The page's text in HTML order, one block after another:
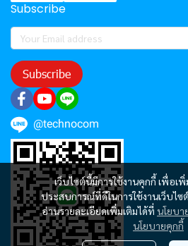
เว็บไซต์นี้มีการใช้งานคุกกี้ เพื่อเ
ประสบการณ์ที่ดีในการใช้งานเว็บไ
อ่านรายละเอียดเพิ่มเติมได้ที่ นโยบา
นโยบายคุกกี้
Subscribe
Subscribe
@technocom